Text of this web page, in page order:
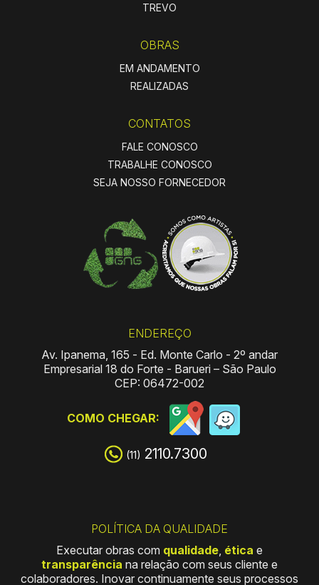
TREVO
OBRAS
EM ANDAMENTO
REALIZADAS
CONTATOS
FALE CONOSCO
TRABALHE CONOSCO
SEJA NOSSO FORNECEDOR
ENDEREÇO
Av. Ipanema, 165 - Ed. Monte Carlo - 2º andar
Empresarial 18 do Forte - Barueri – São Paulo
CEP: 06472-002
COMO CHEGAR:
(11) 2110.7300
POLÍTICA DA QUALIDADE
Executar obras com qualidade ética e
transparência na relação com seus cliente e
colaboradores. Inovar continuamente seus processos